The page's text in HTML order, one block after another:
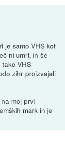
je samo VHS kot
ni umrl, in še
VHS
zihr proizvajali
moj prvi
mark in je